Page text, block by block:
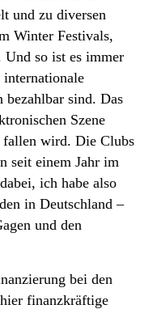
und zu diversen
Winter Festivals,
Und so ist es immer
bezahlbar sind. Das
Szene
fallen wird. Die Clubs
seit einem Jahr im
ich habe also
in Deutschland –
und den
bei den
finanzkräftige